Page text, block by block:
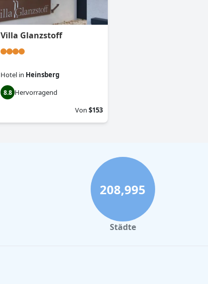
Villa Glanzstoff
Hotel in Heinsberg
8.8 Hervorragend
Von $153
208,995
Städte